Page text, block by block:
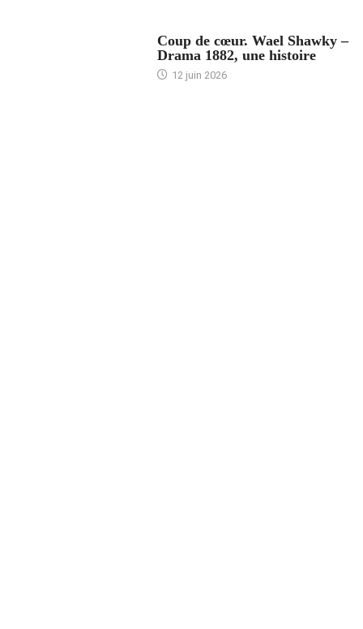
Coup de cœur. Wael Shawky –
Drama 1882, une histoire
12 juin 2026